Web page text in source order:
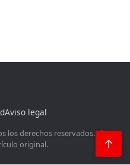
Aviso legal
los derechos reservados. Si
original.
↑